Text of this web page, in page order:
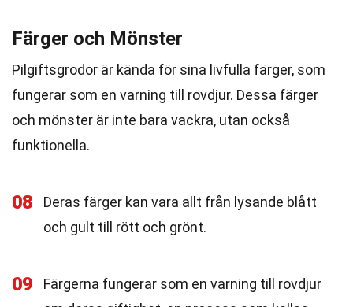
Färger och Mönster
Pilgiftsgrodor är kända för sina livfulla färger, som
fungerar som en varning till rovdjur. Dessa färger
och mönster är inte bara vackra, utan också
funktionella.
08
Deras färger kan vara allt från lysande blått
och gult till rött och grönt.
09
Färgerna fungerar som en varning till rovdjur